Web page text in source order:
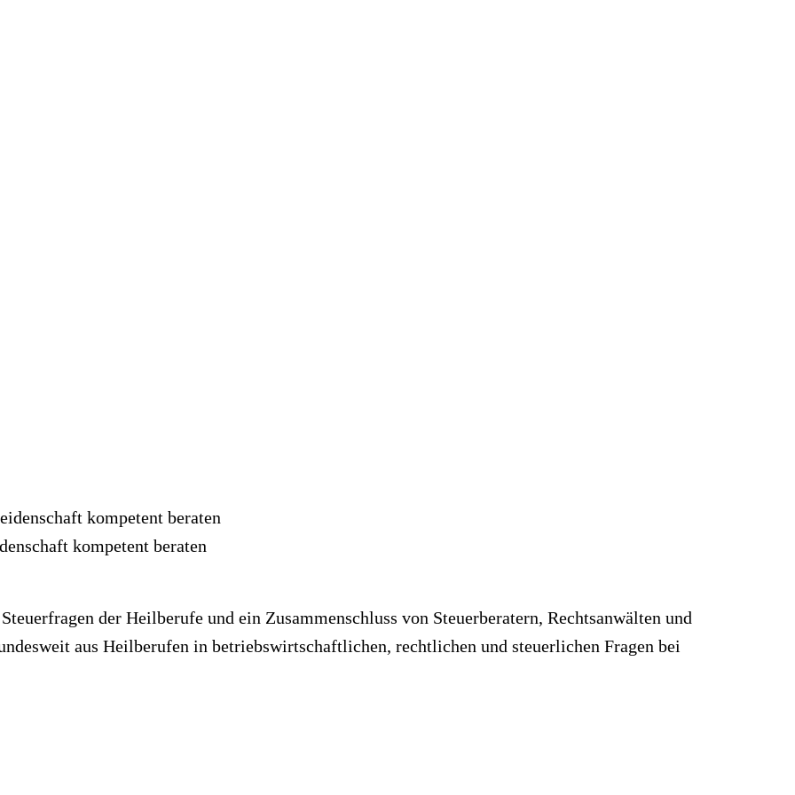
kompetent beraten
der Heilberufe und ein Zusammenschluss von Steuerberatern, Rechtsanwälten und
aus Heilberufen in betriebswirtschaftlichen, rechtlichen und steuerlichen Fragen bei